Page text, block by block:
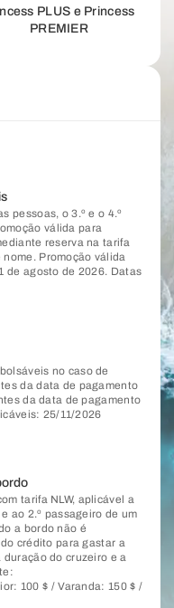
PLUS e Princess
PREMIER
pessoas, o 3.º e o 4.º
válida para
reserva na tarifa
nome. Promoção válida
de agosto de 2026. Datas
no caso de
da data de pagamento
da data de pagamento
25/11/2026
tarifa NLW, aplicável a
ao 2.º passageiro de um
a bordo não é
crédito para gastar a
do cruzeiro e a
100 $ / Varanda: 150 $ /